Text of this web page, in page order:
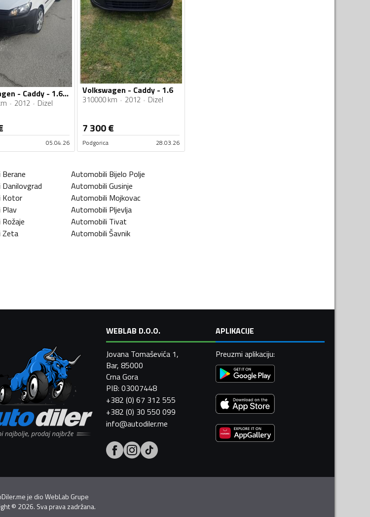
Volkswagen - Caddy - 1.6tdi
2012 Dizel
05.04.26
Volkswagen - Caddy - 1.6
310000 km 2012 Dizel
7 300€
Podgorica 28.03.26
Berane Automobili Bijelo Polje
Danilovgrad Automobili Gusinje
Kotor Automobili Mojkovac
Plav Automobili Pljevlja
Rožaje Automobili Tivat
Zeta Automobili Šavnik
WEBLAB D.O.O.
Jovana Tomaševića 1,
Bar, 85000
Crna Gora
PIB: 03007448
+382 (0) 67 312 555
+382 (0) 30 550 099
info@autodiler.me
APLIKACIJE
Preuzmi aplikaciju:
je dioWebLab Grupe
© 2026. Sva prava zadržana.